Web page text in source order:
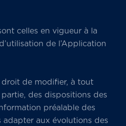
celles en vigueur à la
de l’Application
droit de modifier, à tout
des dispositions des
préalable des
adapter aux évolutions des